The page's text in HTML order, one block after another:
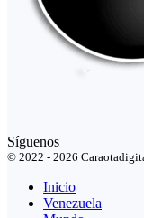
Síguenos
© 2022 - 2026
Inicio
Venezuela